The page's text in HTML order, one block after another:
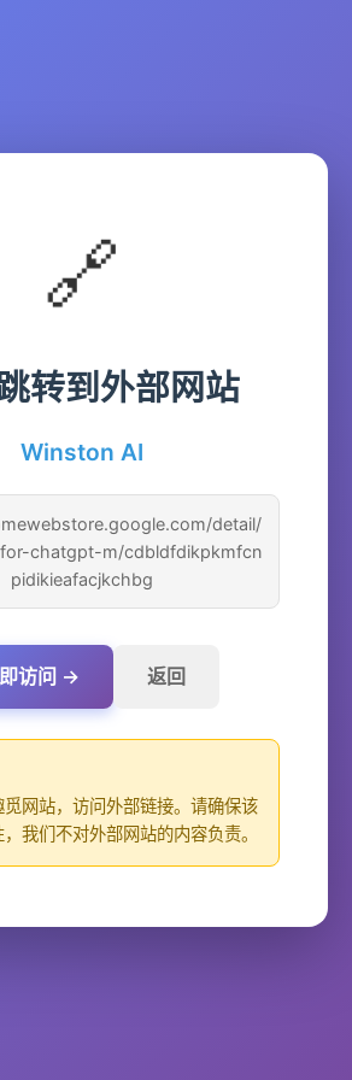
🔗
转到外部网站
Winston AI
detail/
chatgpt-m/cdbldfdikpkmfcn
pidikieafacjkchbg
访问 → 返回
网站，访问外部链接。请确保该
我们不对外部网站的内容负责。